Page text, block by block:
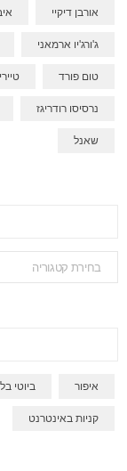
אורבן דיקיי
ג'ורג'יו ארמאני
טום פורד
נרסיסו רודריגז
שאנל
חיפוש
בבלוג
איפור ביוטי
קניות באינטרנט